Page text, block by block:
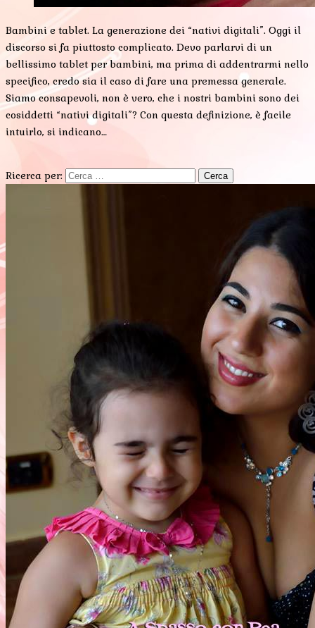
Bambini e tablet. La generazione dei “nativi digitali”. Oggi il
discorso si fa piuttosto complicato. Devo parlarvi di un
bellissimo tablet per bambini, ma prima di addentrarmi nello
specifico, credo sia il caso di fare una premessa generale.
Siamo consapevoli, non è vero, che i nostri bambini sono dei
cosiddetti “nativi digitali”? Con questa definizione, è facile
intuirlo, si indicano…
Ricerca per: